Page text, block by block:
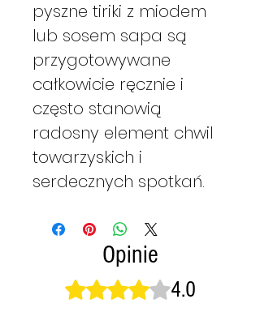
pyszne tiriki z miodem
lub sosem sapa są
przygotowywane
całkowicie ręcznie i
często stanowią
radosny element chwil
towarzyskich i
serdecznych spotkań.
Opinie
Oceniono na 4 z 5 gwiazdek.
4.0